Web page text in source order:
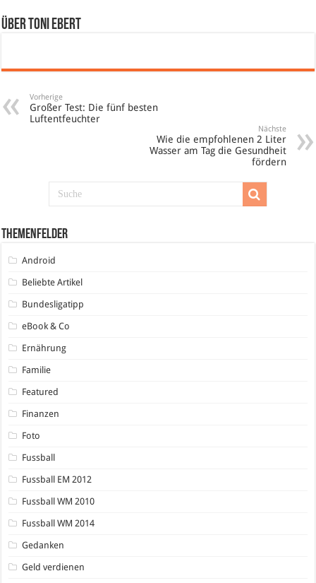
Über Toni Ebert
Vorherige
Großer Test: Die fünf besten
Luftentfeuchter
Nächste
Wie die empfohlenen 2 Liter
Wasser am Tag die Gesundheit
fördern
Themenfelder
Android
Beliebte Artikel
Bundesligatipp
eBook & Co
Ernährung
Familie
Featured
Finanzen
Foto
Fussball
Fussball EM 2012
Fussball WM 2010
Fussball WM 2014
Gedanken
Geld verdienen